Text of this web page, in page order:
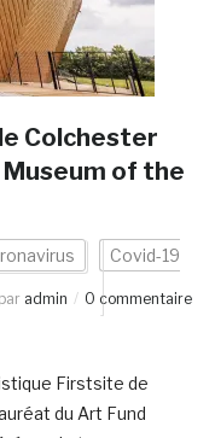
Colchester
of the
Covid-19
par admin 0 commentaire
Firstsite de
du Art Fund